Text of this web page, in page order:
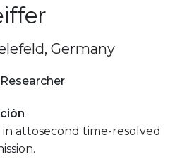
Germany
attosecond time-resolved